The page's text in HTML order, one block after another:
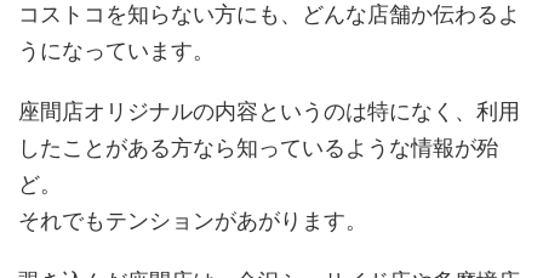
コストコを知らない方にも、どんな店舗か伝わるよ
うになっています。
座間店オリジナルの内容というのは特になく、利用
したことがある方なら知っているような情報が殆
ど。
それでもテンションがあがります。